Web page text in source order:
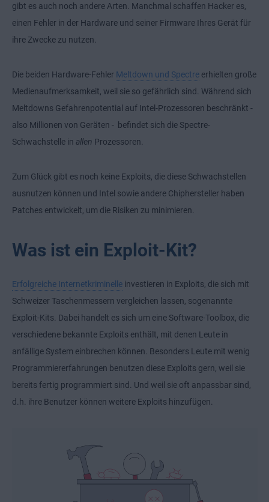
gibt es auch noch andere Arten. Manchmal schaffen Hacker es,
einen Fehler in der Hardware und seiner Firmware Ihres Gerät für
ihre Zwecke zu nutzen.
Die beiden Hardware-Fehler Meltdown und Spectre erhielten große
Medienaufmerksamkeit, weil sie so gefährlich sind. Während sich
Meltdowns Gefahrenpotential auf Intel-Prozessoren beschränkt -
also Millionen von Geräten - befindet sich die Spectre-
Schwachstelle in allen Prozessoren.
Zum Glück gibt es noch keine Exploits, die diese Schwachstellen
ausnutzen können und Intel sowie andere Chiphersteller haben
Patches entwickelt, um die Risiken zu minimieren.
Was ist ein Exploit-Kit?
Erfolgreiche Internetkriminelle investieren in Exploits, die sich mit
Schweizer Taschenmessern vergleichen lassen, sogenannte
Exploit-Kits. Dabei handelt es sich um eine Software-Toolbox, die
verschiedene bekannte Exploits enthält, mit denen Leute in
anfällige System einbrechen können. Besonders Leute mit wenig
Programmiererfahrungen benutzen diese Exploits gern, weil sie
bereits fertig programmiert sind. Und weil sie oft anpassbar sind,
d.h. ihre Benutzer können weitere Exploits hinzufügen.